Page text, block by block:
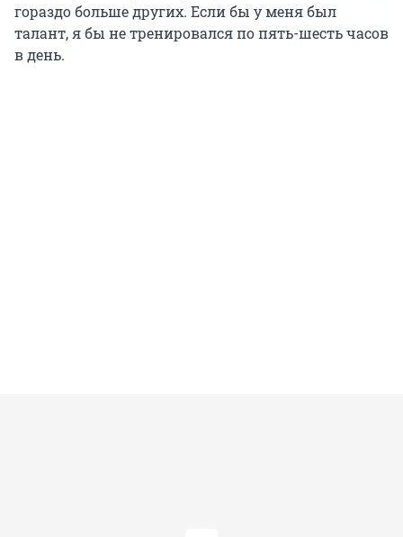
гораздо больше других. Если бы у меня был
талант, я бы не тренировался по пять-шесть часов
в день.